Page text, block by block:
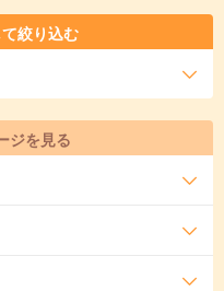
絞り込む
ジを見る